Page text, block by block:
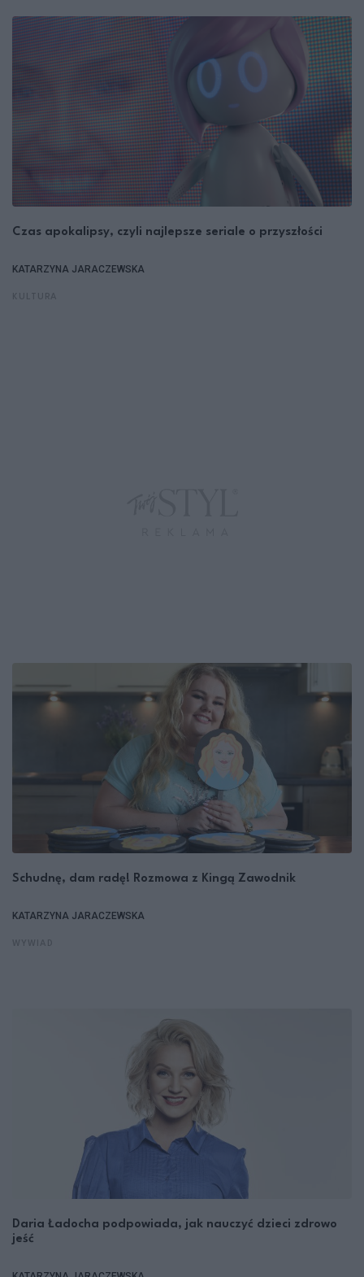
Czas apokalipsy, czyli najlepsze seriale o przyszłości
KATARZYNA JARACZEWSKA
Schudnę, dam radę! Rozmowa z Kingą Zawodnik
KATARZYNA JARACZEWSKA
Daria Ładocha podpowiada, jak nauczyć dzieci zdrowo
jeść